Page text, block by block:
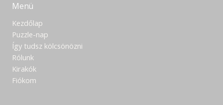
Menü
Kezdőlap
Puzzle-nap
Így tudsz kölcsönözni
Rólunk
Kirakók
Fiókom